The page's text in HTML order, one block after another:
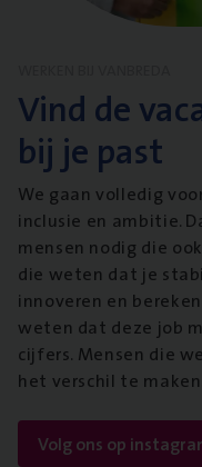
Vind de
bij je past
We gaan volledig
inclusie en ambitie.
mensen nodig die
die weten dat je
innoveren en
weten dat deze job
cijfers. Mensen die
het verschil te
Volg ons op